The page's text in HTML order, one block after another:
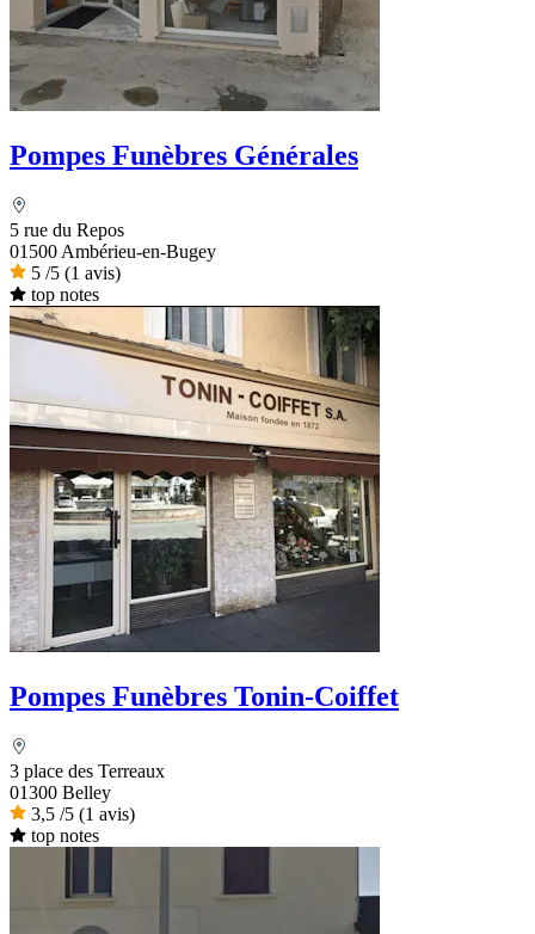
Pompes Funèbres Générales
5 rue du Repos
01500 Ambérieu-en-Bugey
5 /5 (1 avis)
top notes
Pompes Funèbres Tonin-Coiffet
3 place des Terreaux
01300 Belley
3,5 /5 (1 avis)
top notes